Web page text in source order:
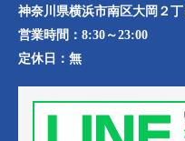
神奈川県横浜市南区大岡２
営業時間： 8:30～23:00
定休日： 無